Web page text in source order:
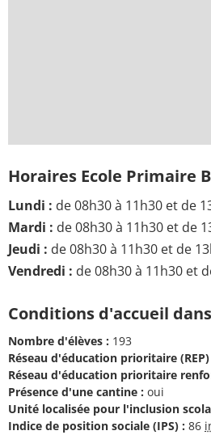
Horaires Ecole Primaire
Lundi : de 08h30 à 11h30 et de
Mardi : de 08h30 à 11h30 et de
Jeudi : de 08h30 à 11h30 et de
Vendredi : de 08h30 à 11h30 et
Conditions d'accueil
Nombre d'élèves : 193
Réseau d'éducation prioritaire (REP)
Réseau d'éducation prioritaire
Présence d'une cantine : oui
Unité localisée pour l'inclusion
Indice de position sociale (IPS) : 86